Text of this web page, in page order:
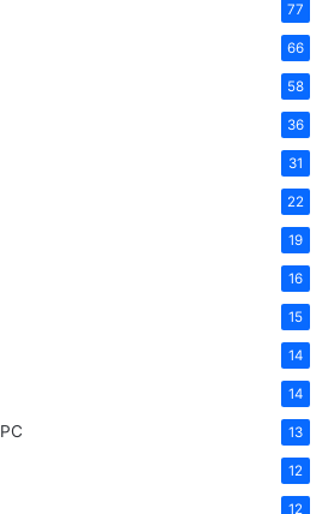
77
66
58
36
31
22
19
16
15
14
14
13
12
12